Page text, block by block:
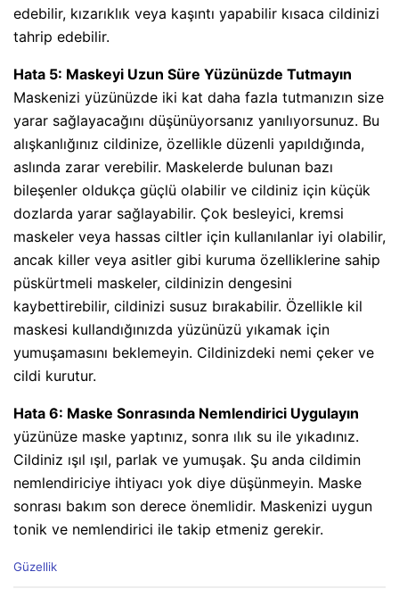
edebilir, kızarıklık veya kaşıntı yapabilir kısaca cildinizi
tahrip edebilir.
Hata 5: Maskeyi Uzun Süre Yüzünüzde Tutmayın
Maskenizi yüzünüzde iki kat daha fazla tutmanızın size
yarar sağlayacağını düşünüyorsanız yanılıyorsunuz. Bu
alışkanlığınız cildinize, özellikle düzenli yapıldığında,
aslında zarar verebilir. Maskelerde bulunan bazı
bileşenler oldukça güçlü olabilir ve cildiniz için küçük
dozlarda yarar sağlayabilir. Çok besleyici, kremsi
maskeler veya hassas ciltler için kullanılanlar iyi olabilir,
ancak killer veya asitler gibi kuruma özelliklerine sahip
püskürtmeli maskeler, cildinizin dengesini
kaybettirebilir, cildinizi susuz bırakabilir. Özellikle kil
maskesi kullandığınızda yüzünüzü yıkamak için
yumuşamasını beklemeyin. Cildinizdeki nemi çeker ve
cildi kurutur.
Hata 6: Maske Sonrasında Nemlendirici Uygulayın
yüzünüze maske yaptınız, sonra ılık su ile yıkadınız.
Cildiniz ışıl ışıl, parlak ve yumuşak. Şu anda cildimin
nemlendiriciye ihtiyacı yok diye düşünmeyin. Maske
sonrası bakım son derece önemlidir. Maskenizi uygun
tonik ve nemlendirici ile takip etmeniz gerekir.
C
Güzellik